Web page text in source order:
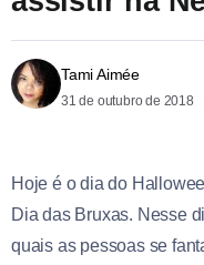
Tami Aimée
31 de outubro de 2018
Hoje é o dia do
Dia das Bruxas. Nesse
quais as pessoas se